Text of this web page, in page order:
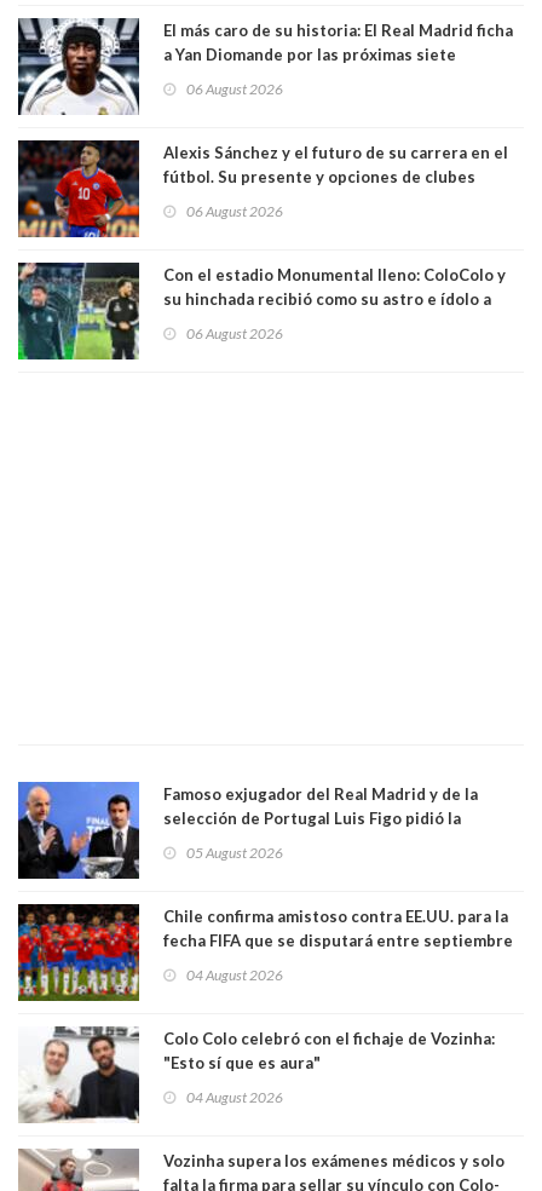
El más caro de su historia: El Real Madrid ficha
a Yan Diomande por las próximas siete
06 August 2026
Alexis Sánchez y el futuro de su carrera en el
fútbol. Su presente y opciones de clubes
06 August 2026
Con el estadio Monumental lleno: ColoColo y
su hinchada recibió como su astro e ídolo a
06 August 2026
Famoso exjugador del Real Madrid y de la
selección de Portugal Luis Figo pidió la
comportamiento más bajo y cobarde que he
05 August 2026
Chile confirma amistoso contra EE.UU. para la
fecha FIFA que se disputará entre septiembre
04 August 2026
Colo Colo celebró con el fichaje de Vozinha:
"Esto sí que es aura"
04 August 2026
Vozinha supera los exámenes médicos y solo
falta la firma para sellar su vínculo con Colo-